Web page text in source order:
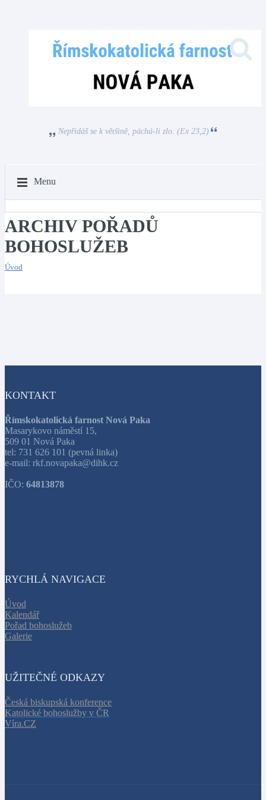
Nepřidáš se k většině, páchá-li zlo. (Ex 23,2)
Menu
ARCHIV POŘADŮ
BOHOSLUŽEB
Úvod
KONTAKT
Římskokatolická farnost Nová Paka
Masarykovo náměstí 15,
509 01 Nová Paka
tel: 731 626 101 (pevná linka)
e-mail: rkf.novapaka@dihk.cz
IČO: 64813878
RYCHLÁ NAVIGACE
Úvod
Kalendář
Pořad bohoslužeb
Galerie
UŽITEČNÉ ODKAZY
Česká biskupská konference
Katolické bohoslužby v ČR
Víra.CZ